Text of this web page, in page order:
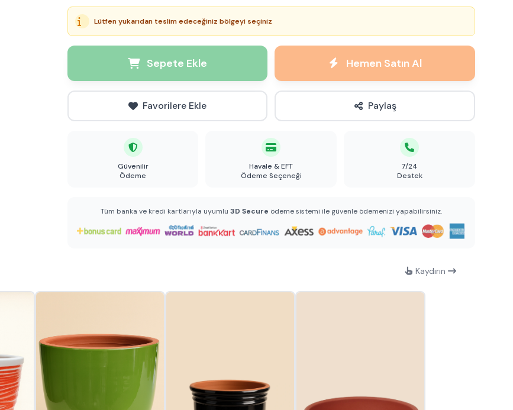
Lütfen yukarıdan teslim edeceğiniz bölgeyi seçiniz
Sepete Ekle Hemen Satın Al
Favorilere Ekle Paylaş
Güvenilir
Ödeme
Havale & EFT
Ödeme Seçeneği
7/24
Destek
Tüm banka ve kredi kartlarıyla uyumlu 3D Secure ödeme sistemi ile güvenle ödemenizi yapabilirsiniz.
Kaydırın